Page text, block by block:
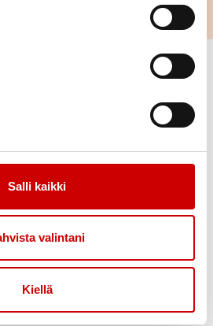
Salli kaikki
valintani
Kiellä
to facebook
Link to twitterLink to instagram
Tukea
Sydäntuki-toiminta